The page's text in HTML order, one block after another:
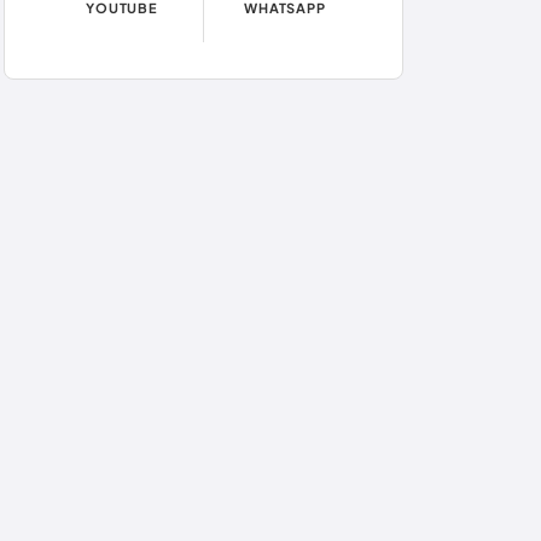
Eleições 2024
YOUTUBE WHATSAPP